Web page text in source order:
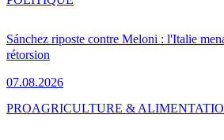
Sánchez riposte contre Meloni : l'Italie
rétorsion
07.08.2026
PROAGRICULTURE &